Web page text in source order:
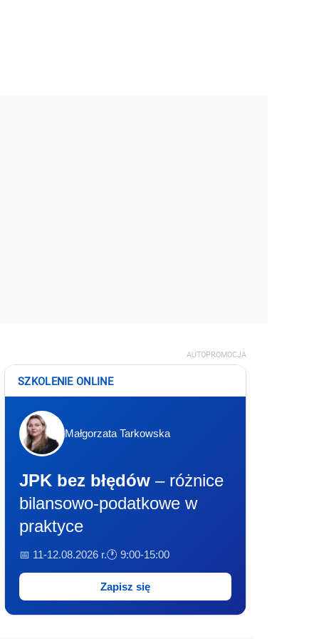
AUTOPROMOCJA
SZKOLENIE ONLINE
Małgorzata Tarkowska
JPK bez błędów – różnice
bilansowo-podatkowe w
praktyce
📅 11-12.08.2026 r.🕐 9:00-15:00
Zapisz się